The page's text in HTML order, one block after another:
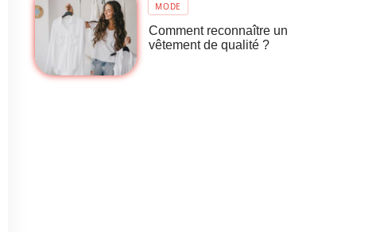
MODE
Comment reconnaître un
vêtement de qualité ?